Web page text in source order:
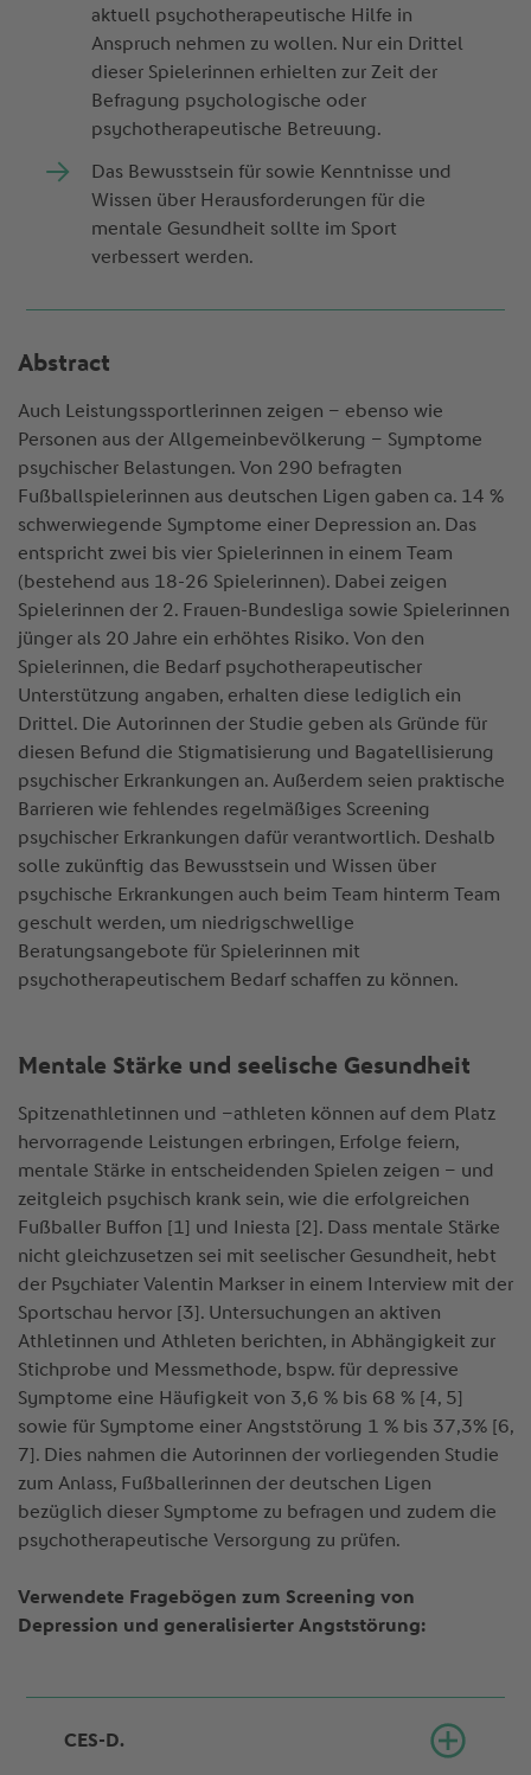
aktuell psychotherapeutische Hilfe in
Anspruch nehmen zu wollen. Nur ein Drittel
dieser Spielerinnen erhielten zur Zeit der
Befragung psychologische oder
psychotherapeutische Betreuung.
Das Bewusstsein für sowie Kenntnisse und
Wissen über Herausforderungen für die
mentale Gesundheit sollte im Sport
verbessert werden.
Abstract
Auch Leistungssportlerinnen zeigen – ebenso wie
Personen aus der Allgemeinbevölkerung – Symptome
psychischer Belastungen. Von 290 befragten
Fußballspielerinnen aus deutschen Ligen gaben ca. 14 %
schwerwiegende Symptome einer Depression an. Das
entspricht zwei bis vier Spielerinnen in einem Team
(bestehend aus 18-26 Spielerinnen). Dabei zeigen
Spielerinnen der 2. Frauen-Bundesliga sowie Spielerinnen
jünger als 20 Jahre ein erhöhtes Risiko. Von den
Spielerinnen, die Bedarf psychotherapeutischer
Unterstützung angaben, erhalten diese lediglich ein
Drittel. Die Autorinnen der Studie geben als Gründe für
diesen Befund die Stigmatisierung und Bagatellisierung
psychischer Erkrankungen an. Außerdem seien praktische
Barrieren wie fehlendes regelmäßiges Screening
psychischer Erkrankungen dafür verantwortlich. Deshalb
solle zukünftig das Bewusstsein und Wissen über
psychische Erkrankungen auch beim Team hinterm Team
geschult werden, um niedrigschwellige
Beratungsangebote für Spielerinnen mit
psychotherapeutischem Bedarf schaffen zu können.
Mentale Stärke und seelische Gesundheit
Spitzenathletinnen und –athleten können auf dem Platz
hervorragende Leistungen erbringen, Erfolge feiern,
mentale Stärke in entscheidenden Spielen zeigen – und
zeitgleich psychisch krank sein, wie die erfolgreichen
Fußballer Buffon [1] und Iniesta [2]. Dass mentale Stärke
nicht gleichzusetzen sei mit seelischer Gesundheit, hebt
der Psychiater Valentin Markser in einem Interview mit der
Sportschau hervor [3]. Untersuchungen an aktiven
Athletinnen und Athleten berichten, in Abhängigkeit zur
Stichprobe und Messmethode, bspw. für depressive
Symptome eine Häufigkeit von 3,6 % bis 68 % [4, 5]
sowie für Symptome einer Angststörung 1 % bis 37,3% [6,
7]. Dies nahmen die Autorinnen der vorliegenden Studie
zum Anlass, Fußballerinnen der deutschen Ligen
bezüglich dieser Symptome zu befragen und zudem die
psychotherapeutische Versorgung zu prüfen.
Verwendete Fragebögen zum Screening von
Depression und generalisierter Angststörung:
CES-D.